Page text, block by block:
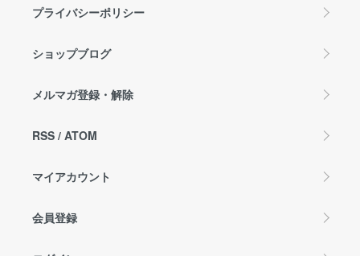
プライバシーポリシー
ショップブログ
メルマガ登録・解除
RSS / ATOM
マイアカウント
会員登録